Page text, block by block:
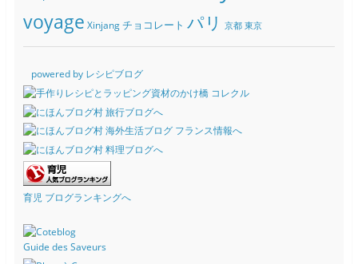
voyage Xinjang チョコレート パリ 京都 東京
powered by レシピブログ
育児 ブログランキングへ
Guide des Saveurs